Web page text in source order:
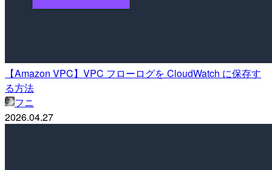
【Amazon VPC】VPC フローログを CloudWatch に保存す
る方法
フニ
2026.04.27